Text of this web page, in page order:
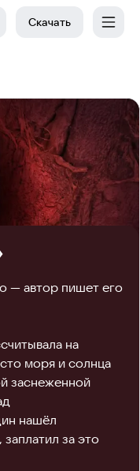
Скачать
— автор пишет его
на
моря и солнца
заснеженной
нашёл
за это